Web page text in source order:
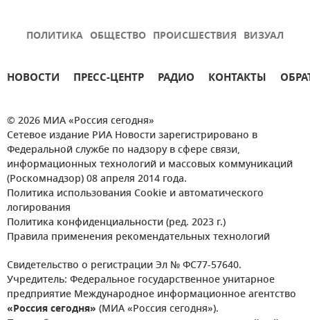
ПОЛИТИКА ОБЩЕСТВО ПРОИСШЕСТВИЯ ВИЗУАЛ
НОВОСТИ ПРЕСС-ЦЕНТР РАДИО КОНТАКТЫ
© 2026 МИА «Россия сегодня»
Сетевое издание РИА Новости зарегистрировано в
Федеральной службе по надзору в сфере связи,
информационных технологий и массовых коммуникаций
(Роскомнадзор) 08 апреля 2014 года.
Политика использования Cookie и автоматического
логирования
Политика конфиденциальности (ред. 2023 г.)
Правила применения рекомендательных технологий
Свидетельство о регистрации Эл № ФС77-57640.
Учредитель: Федеральное государственное унитарное
предприятие Международное информационное агентство
«Россия сегодня» (МИА «Россия сегодня»).